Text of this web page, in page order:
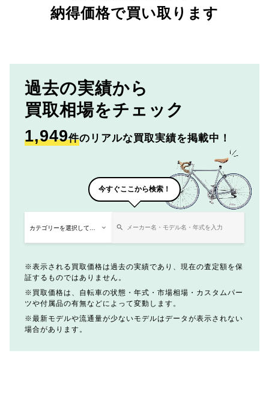
納得価格で買い取ります
過去の実績から
買取相場をチェック
1,949件のリアルな買取実績を掲載中！
今すぐここから検索！
表示される買取価格は過去の実績であり、現在の査定額を保
証するものではありません。
買取価格は、自転車の状態・年式・市場相場・カスタムパー
ツや付属品の有無などによって変動します。
最新モデルや流通量が少ないモデルはデータが表示されない
場合があります。